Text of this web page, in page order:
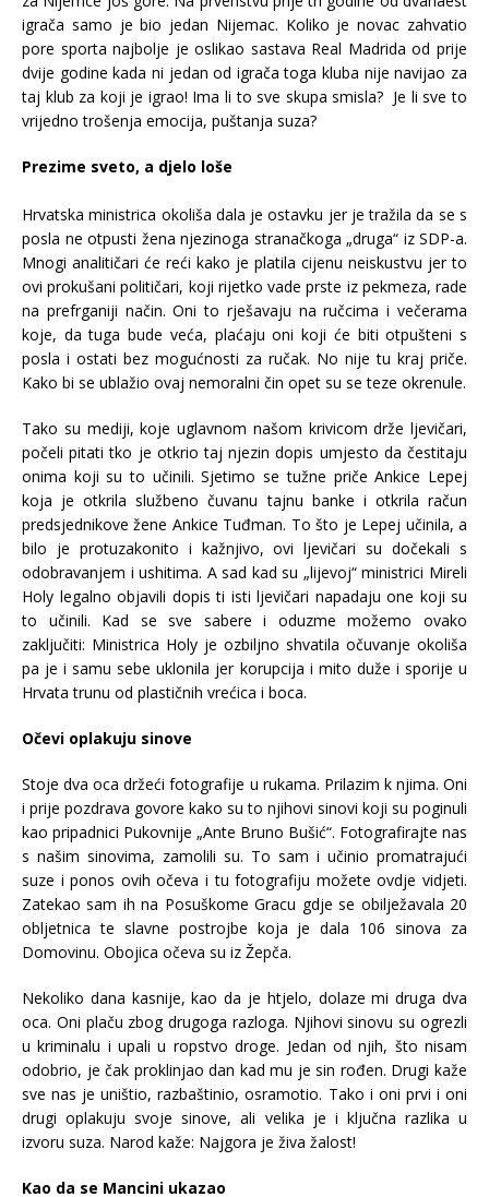
igrača samo je bio jedan Nijemac. Koliko je novac zahvatio
pore sporta najbolje je oslikao sastava Real Madrida od prije
dvije godine kada ni jedan od igrača toga kluba nije navijao za
taj klub za koji je igrao! Ima li to sve skupa smisla? Je li sve to
vrijedno trošenja emocija, puštanja suza?
Prezime sveto, a djelo loše
Hrvatska ministrica okoliša dala je ostavku jer je tražila da se s
posla ne otpusti žena njezinoga stranačkoga „druga“ iz SDP-a.
Mnogi analitičari će reći kako je platila cijenu neiskustvu jer to
ovi prokušani političari, koji rijetko vade prste iz pekmeza, rade
na prefrganiji način. Oni to rješavaju na ručcima i večerama
koje, da tuga bude veća, plaćaju oni koji će biti otpušteni s
posla i ostati bez mogućnosti za ručak. No nije tu kraj priče.
Kako bi se ublažio ovaj nemoralni čin opet su se teze okrenule.
Tako su mediji, koje uglavnom našom krivicom drže ljevičari,
počeli pitati tko je otkrio taj njezin dopis umjesto da čestitaju
onima koji su to učinili. Sjetimo se tužne priče Ankice Lepej
koja je otkrila službeno čuvanu tajnu banke i otkrila račun
predsjednikove žene Ankice Tuđman. To što je Lepej učinila, a
bilo je protuzakonito i kažnjivo, ovi ljevičari su dočekali s
odobravanjem i ushitima. A sad kad su „lijevoj“ ministrici Mireli
Holy legalno objavili dopis ti isti ljevičari napadaju one koji su
to učinili. Kad se sve sabere i oduzme možemo ovako
zaključiti: Ministrica Holy je ozbiljno shvatila očuvanje okoliša
pa je i samu sebe uklonila jer korupcija i mito duže i sporije u
Hrvata trunu od plastičnih vrećica i boca.
Očevi oplakuju sinove
Stoje dva oca držeći fotografije u rukama. Prilazim k njima. Oni
i prije pozdrava govore kako su to njihovi sinovi koji su poginuli
kao pripadnici Pukovnije „Ante Bruno Bušić“. Fotografirajte nas
s našim sinovima, zamolili su. To sam i učinio promatrajući
suze i ponos ovih očeva i tu fotografiju možete ovdje vidjeti.
Zatekao sam ih na Posuškome Gracu gdje se obilježavala 20
obljetnica te slavne postrojbe koja je dala 106 sinova za
Domovinu. Obojica očeva su iz Žepča.
Nekoliko dana kasnije, kao da je htjelo, dolaze mi druga dva
oca. Oni plaču zbog drugoga razloga. Njihovi sinovu su ogrezli
u kriminalu i upali u ropstvo droge. Jedan od njih, što nisam
odobrio, je čak proklinjao dan kad mu je sin rođen. Drugi kaže
sve nas je uništio, razbaštinio, osramotio. Tako i oni prvi i oni
drugi oplakuju svoje sinove, ali velika je i ključna razlika u
izvoru suza. Narod kaže: Najgora je živa žalost!
Kao da se Mancini ukazao